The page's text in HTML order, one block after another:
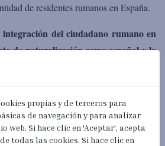
de residentes rumanos en España.
del ciudadano rumano en
de naturalización como español y la
país de origen.
de dos nacionalidades en una misma
se pueda someterse a la vez a las
propias y de terceros para
de navegación y para analizar
web. Si hace clic en 'Aceptar', acepta
todas las cookies. Si hace clic en